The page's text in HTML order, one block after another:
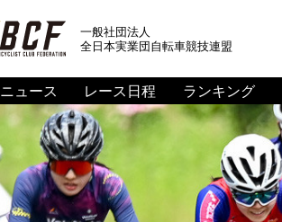
一般社団法人
全日本実業団自転車競技連盟
ニュース レース日程 ランキング